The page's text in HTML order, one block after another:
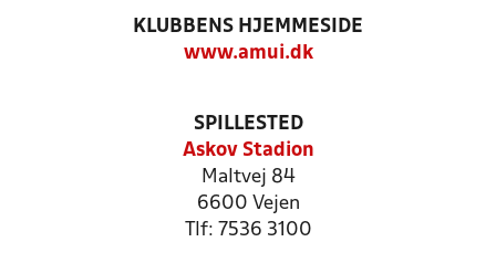
KLUBBENS HJEMMESIDE
www.amui.dk
SPILLESTED
Askov Stadion
Maltvej 84
6600 Vejen
Tlf: 7536 3100